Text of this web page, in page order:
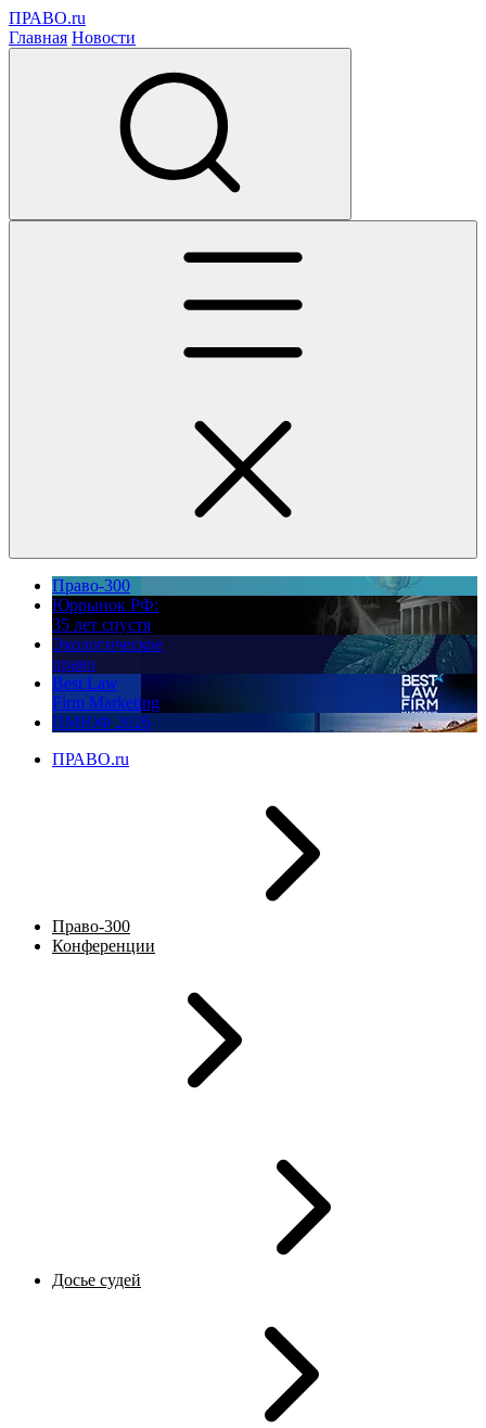
ПРАВО.ru
Главная Новости
Право-300
Юррынок РФ:
35 лет спустя
Экологическое
право
Best Law
Firm Marketing
ПМЮФ 2026
ПРАВО.ru
Право-300
Конференции
Досье судей